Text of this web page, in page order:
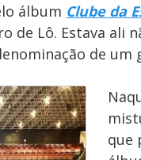
álbum Clube da
Lô. Estava ali
de
que